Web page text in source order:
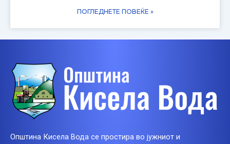
ПОГЛЕДНЕТЕ ПОВЕЌЕ »
Општина Кисела Вода се простира во јужниот и